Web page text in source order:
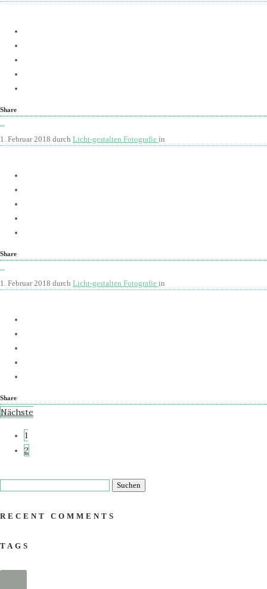
Share
1. Februar 2018 durch Licht-gestalten Fotografie in
Share
1. Februar 2018 durch Licht-gestalten Fotografie in
Share
Nächste
1
2
RECENT COMMENTS
TAGS